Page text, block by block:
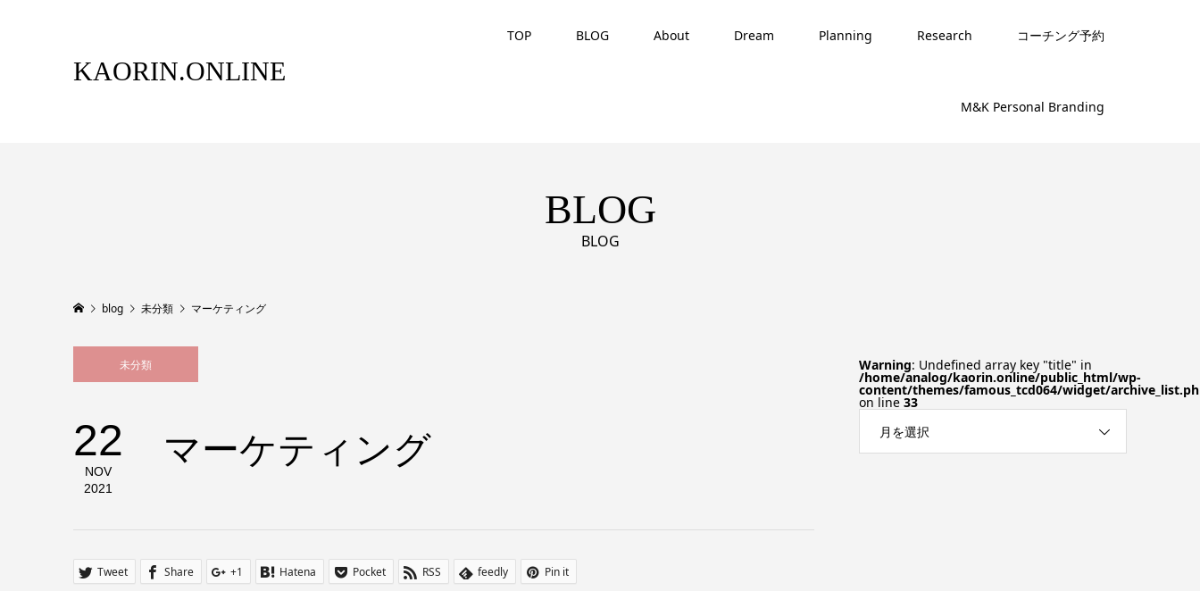
KAORIN.ONLINE
TOP BLOG About Dream Planning Research コーチング予約
M&K Personal Branding
BLOG
BLOG
blog 未分類 マーケティング
未分類
22
NOV
2021
マーケティング
Tweet Share +1 Hatena Pocket RSS feedly Pin it
Warning: Undefined array key "title" in
/home/analog/kaorin.online/public_html/wp-
content/themes/famous_tcd064/widget/
on line 33
月を選択